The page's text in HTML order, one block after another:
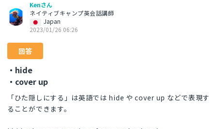
Kenさん
ネイティブキャンプ英会話講師
Japan
2023/01/26 06:26
回答
・hide
・cover up
「ひた隠しにする」は英語では hide や cover up などで表現す
ることができます。